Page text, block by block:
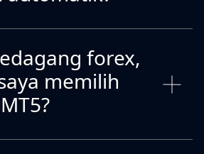
forex,
memilih